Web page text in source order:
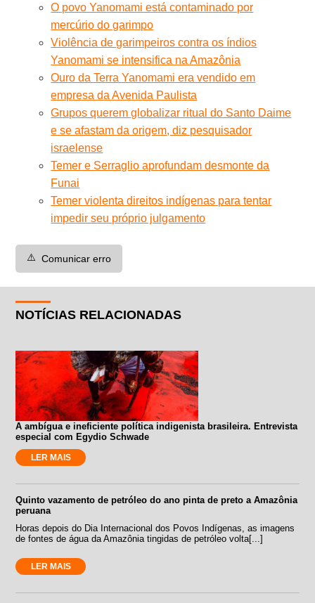
O povo Yanomami está contaminado por
mercúrio do garimpo
Violência de garimpeiros contra os índios
Yanomami se intensifica na Amazônia
Ouro da Terra Yanomami era vendido em
empresa da Avenida Paulista
Grupos querem globalizar ritual do Santo Daime
e se afastam da origem, diz pesquisador
israelense
Temer e Serraglio aprofundam desmonte da
Funai
Temer violenta direitos indígenas para tentar
impedir seu próprio julgamento
⚠️ Comunicar erro
NOTÍCIAS RELACIONADAS
A ambígua e ineficiente política indigenista brasileira. Entrevista
especial com Egydio Schwade
LER MAIS
Quinto vazamento de petróleo do ano pinta de preto a Amazônia
peruana
Horas depois do Dia Internacional dos Povos Indígenas, as imagens
de fontes de água da Amazônia tingidas de petróleo volta[...]
LER MAIS